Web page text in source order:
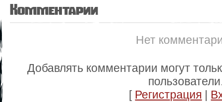
Комментарии
Нет
Добавлять комментарии могут
[ Регистрация